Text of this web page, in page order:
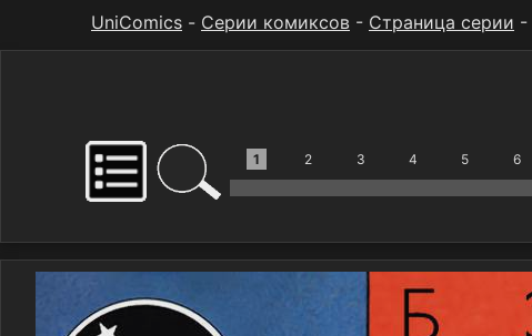
UniComics - Серии комиксов - Страница серии -
1 2 3 4 5 6